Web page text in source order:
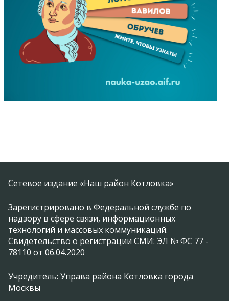
Сетевое издание «Наш район Котловка»
Зарегистрировано в Федеральной службе по
надзору в сфере связи, информационных
технологий и массовых коммуникаций.
Свидетельство о регистрации СМИ: ЭЛ № ФС 77 -
78110 от 06.04.2020
Учредитель: Управа района Котловка города
Москвы